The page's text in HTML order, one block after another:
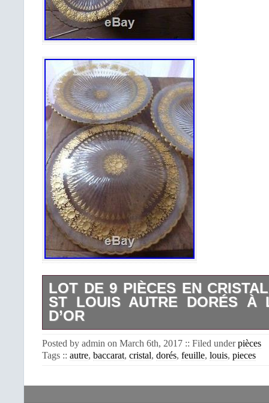
LOT DE 9 PIÈCES EN
ST LOUIS AUTRE DORÉS À
D’OR
Dorés à la feuille d’or. À décor de
feuilles. J’ai mis d’autres objets en
cm. 1 bol diam 12 cm hauteur 6
Posted by admin on March 6th, 2017 :: Filed underpièces
Tags :: autre, baccarat, cristal, dorés, feuille, louis, pieces